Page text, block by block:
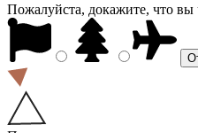
Пожалуйста, докажите, что вы